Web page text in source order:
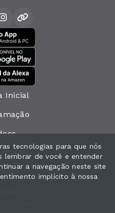
Inicial
tecnologias para que nós
lembrar de você e entender
a navegação neste site
implícito à nossa